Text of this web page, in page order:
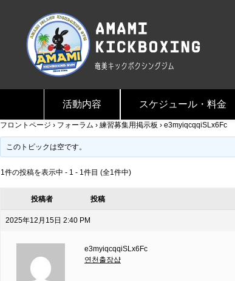
活動内容 スケジュール・料金
フロントページ › フォーラム › 練習募集用掲示板 › e3myiqcqqiSLx6Fc
このトピックは空です。
1件の投稿を表示中 - 1 - 1件目 (全1件中)
投稿者 投稿
2025年12月15日 2:40 PM
e3myiqcqqiSLx6Fc
연천출장샵